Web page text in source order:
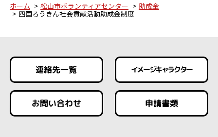
ホーム 松山市ボランティアセンター
助成金
四国ろうきん社会貢献活動助成金制度
連絡先一覧 イメージキャラクター
お問い合わせ 申請書類